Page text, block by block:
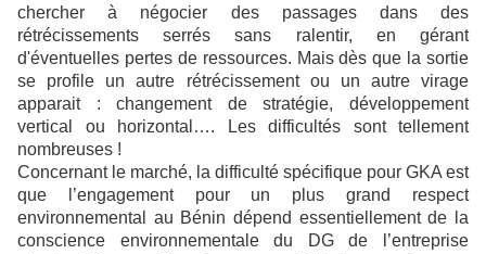
chercher à négocier des passages dans des
rétrécissements serrés sans ralentir, en gérant
d'éventuelles pertes de ressources. Mais dès que la sortie
se profile un autre rétrécissement ou un autre virage
apparait : changement de stratégie, développement
vertical ou horizontal…. Les difficultés sont tellement
nombreuses !
Concernant le marché, la difficulté spécifique pour GKA est
que l’engagement pour un plus grand respect
environnemental au Bénin dépend essentiellement de la
conscience environnementale du DG de l’entreprise